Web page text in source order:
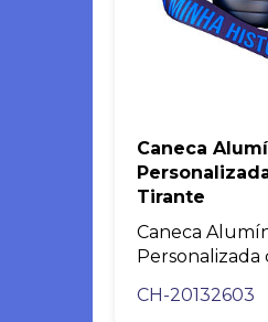
Caneca
Tirante
Caneca
Personalizada
CH-20132603